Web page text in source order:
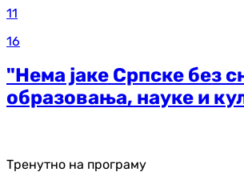
11
16
"Нема јаке Српске без
образовања, науке и
Тренутно на програму